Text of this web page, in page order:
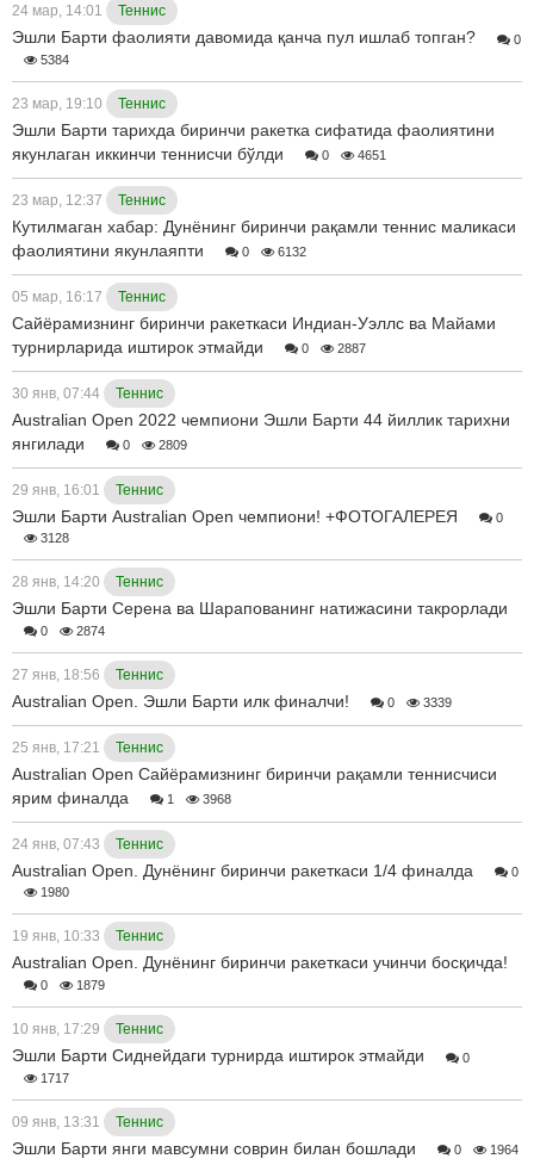
24 мар, 14:01 Теннис
Эшли Барти фаолияти давомида қанча пул ишлаб топган?
0
5384
23 мар, 19:10 Теннис
Эшли Барти тарихда биринчи ракетка сифатида фаолиятини
якунлаган иккинчи теннисчи бўлди
0 4651
23 мар, 12:37 Теннис
Кутилмаган хабар: Дунёнинг биринчи рақамли теннис маликаси
фаолиятини якунлаяпти
0 6132
05 мар, 16:17 Теннис
Сайёрамизнинг биринчи ракеткаси Индиан-Уэллс ва Майами
турнирларида иштирок этмайди
0 2887
30 янв, 07:44 Теннис
Australian Open 2022 чемпиони Эшли Барти 44 йиллик тарихни
янгилади
0 2809
29 янв, 16:01 Теннис
Эшли Барти Australian Open чемпиони! +ФОТОГАЛEРEЯ
0
3128
28 янв, 14:20 Теннис
Эшли Барти Серена ва Шарапованинг натижасини такрорлади
0 2874
27 янв, 18:56 Теннис
Australian Open. Эшли Барти илк финалчи! 0 3339
25 янв, 17:21 Теннис
Australian Open Сайёрамизнинг биринчи рақамли теннисчиси
ярим финалда
1 3968
24 янв, 07:43 Теннис
Australian Open. Дунёнинг биринчи ракеткаси 1/4 финалда
0
1980
19 янв, 10:33 Теннис
Australian Open. Дунёнинг биринчи ракеткаси учинчи босқичда!
0 1879
10 янв, 17:29 Теннис
Эшли Барти Сиднейдаги турнирда иштирок этмайди
0
1717
09 янв, 13:31 Теннис
Эшли Барти янги мавсумни соврин билан бошлади 0 1964